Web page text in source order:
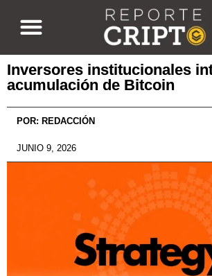
Inversores institucionales
acumulación de Bitcoin
POR: REDACCIÓN
JUNIO 9, 2026